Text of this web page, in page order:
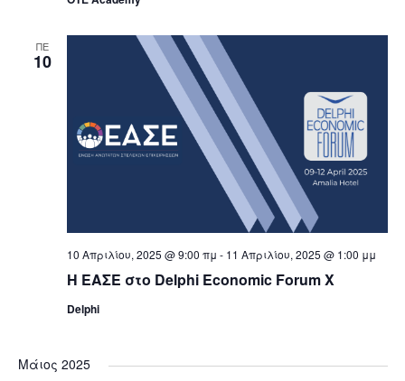
ΠΕ
10
Η ΕΑΣΕ στο Delphi Economic Forum X
10 Απριλίου, 2025 @ 9:00 πμ - 11 Απριλίου, 2025 @ 1:00 μμ
Delphi
Μάιος 2025